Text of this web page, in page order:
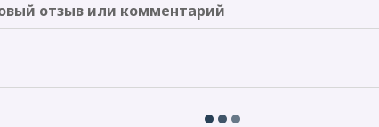
отзыв или комментарий